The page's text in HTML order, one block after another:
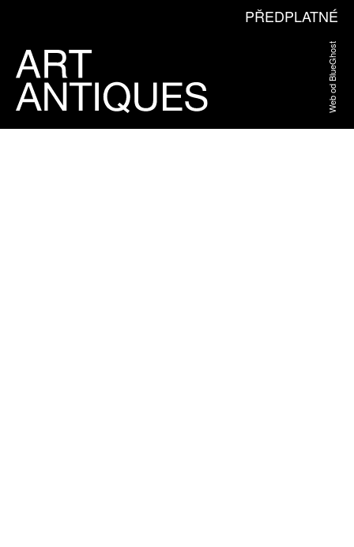
PŘEDPLATNÉ
Web od BlueGhost